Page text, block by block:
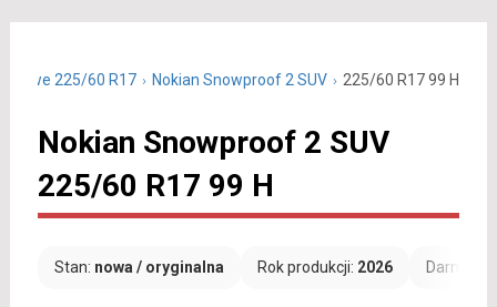
225/60 R17 Nokian Snowproof 2 SUV 225/60 R17 99 H
Nokian Snowproof 2 SUV
225/60 R17 99 H
Stan: nowa / oryginalna Rok produkcji: 2026